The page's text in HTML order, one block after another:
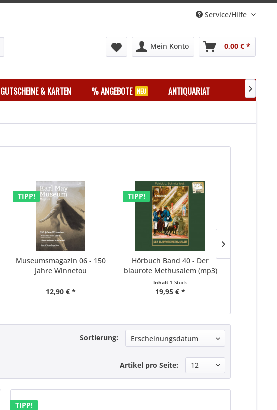
Service/Hilfe
Mein Konto 0,00 € *
GUTSCHEINE & KARTEN % ANGEBOTE ANTIQUARIAT 
TIPP!
Museumsmagazin 06 - 150
Jahre Winnetou
12,90 € *
TIPP!
Hörbuch Band 40 - Der
blaurote Methusalem (mp3)
Inhalt 1 Stück
19,95 € *
Sortierung:
Artikel pro Seite:
TIPP!